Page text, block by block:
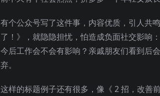
有个公众号写了这件事，内容优质，引人共
了！》，就隐隐担忧，怕造成负面社交影响
今后工作会不会有影响？亲戚朋友们看到后
弃。
这样的标题例子还有很多，像《 2 招，改